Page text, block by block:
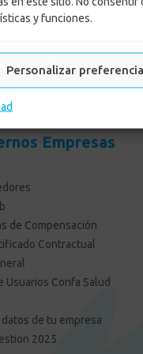
y funciones.
Personalizar
Empresas
de Compensación
Contractual
Usuarios Confa Salud
de tu empresa
2025